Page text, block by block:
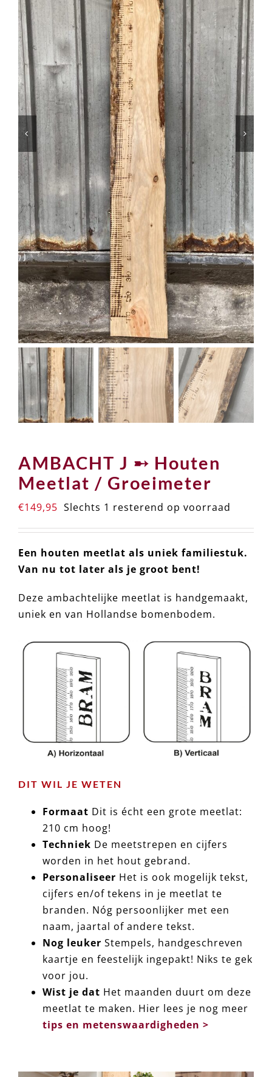
AMBACHT J ➸ Houten
Meetlat / Groeimeter
€149,95 Slechts 1 resterend op voorraad
Een houten meetlat als uniek familiestuk.
Van nu tot later als je groot bent!
Deze ambachtelijke meetlat is handgemaakt,
uniek en van Hollandse bomenbodem.
DIT WIL JE WETEN
Formaat Dit is écht een grote meetlat:
210 cm hoog!
Techniek De meetstrepen en cijfers
worden in het hout gebrand.
Personaliseer Het is ook mogelijk tekst,
cijfers en/of tekens in je meetlat te
branden. Nóg persoonlijker met een
naam, jaartal of andere tekst.
Nog leuker Stempels, handgeschreven
kaartje en feestelijk ingepakt! Niks te gek
voor jou.
Wist je dat Het maanden duurt om deze
meetlat te maken. Hier lees je nog meer
tips en metenswaardigheden >